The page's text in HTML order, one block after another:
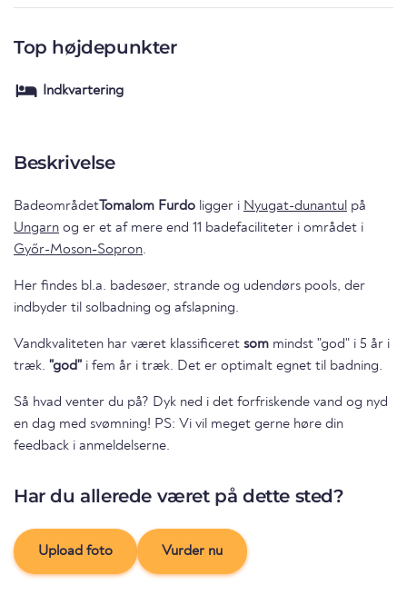
Top højdepunkter
Indkvartering
Beskrivelse
BadeområdetTomalom Furdo ligger i Nyugat-dunantul på
Ungarn og er et af mere end 11 badefaciliteter i området i
Győr-Moson-Sopron.
Her findes bl.a. badesøer, strande og udendørs pools, der
indbyder til solbadning og afslapning.
Vandkvaliteten har været klassificeret som mindst "god" i 5 år i
træk. "god" i fem år i træk. Det er optimalt egnet til badning.
Så hvad venter du på? Dyk ned i det forfriskende vand og nyd
en dag med svømning! PS: Vi vil meget gerne høre din
feedback i anmeldelserne.
Har du allerede været på dette sted?
Upload foto Vurder nu